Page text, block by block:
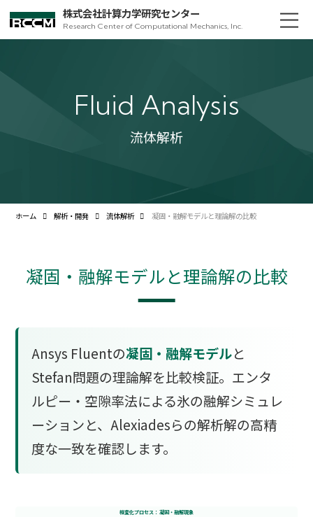
株式会社計算力学研究センター
Research Center of Computational Mechanics, Inc.
Fluid Analysis
流体解析
ホーム 解析・開発 流体解析 凝固・融解モデルと理論解の比較
凝固・融解モデルと理論解の比較
Ansys Fluentの凝固・融解モデルと
Stefan問題の理論解を比較検証。エンタ
ルピー・空隙率法による氷の融解シミュレ
ーションと、Alexiadesらの解析解の高精
度な一致を確認します。
相変化プロセス：凝固・融解現象